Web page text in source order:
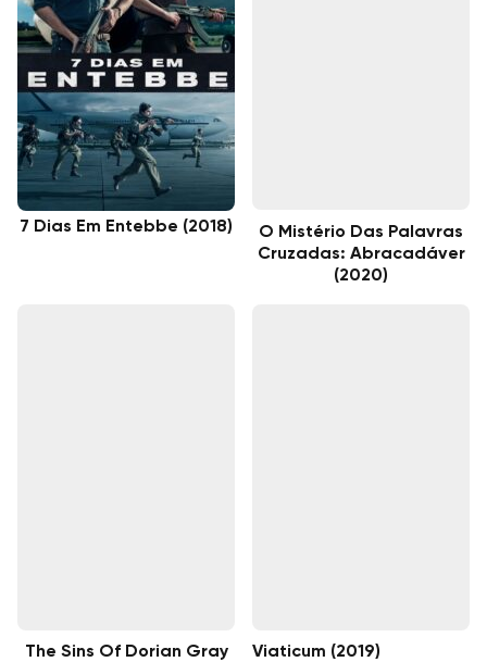
7 Dias Em Entebbe (2018)
O Mistério Das Palavras
Cruzadas: Abracadáver
(2020)
The Sins Of Dorian Gray
Viaticum (2019)